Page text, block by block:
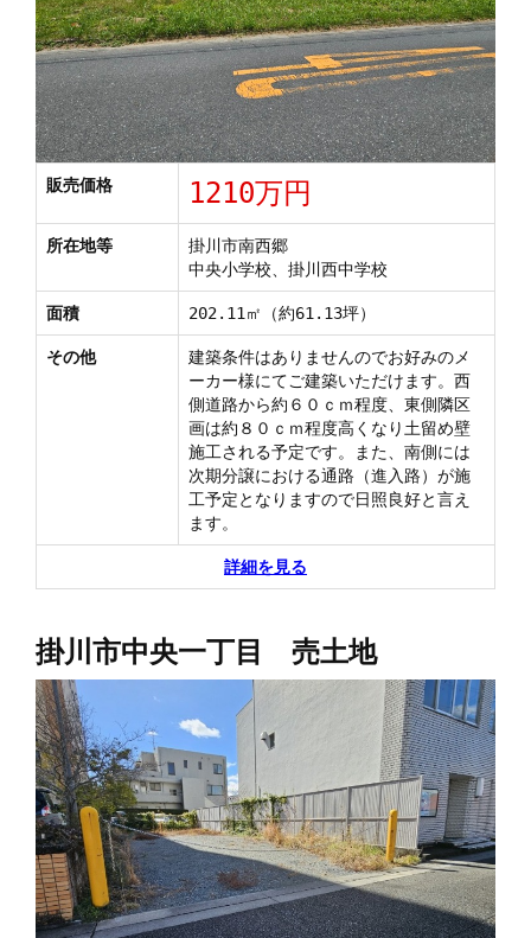
販売価格 1210万円
所在地等
掛川市南西郷
中央小学校、掛川西中学校
面積 202.11㎡（約61.13坪）
その他
建築条件はありませんのでお好みのメ
ーカー様にてご建築いただけます。西
側道路から約６０ｃｍ程度、東側隣区
画は約８０ｃｍ程度高くなり土留め壁
施工される予定です。また、南側には
次期分譲における通路（進入路）が施
工予定となりますので日照良好と言え
ます。
詳細を見る
掛川市中央一丁目 売土地